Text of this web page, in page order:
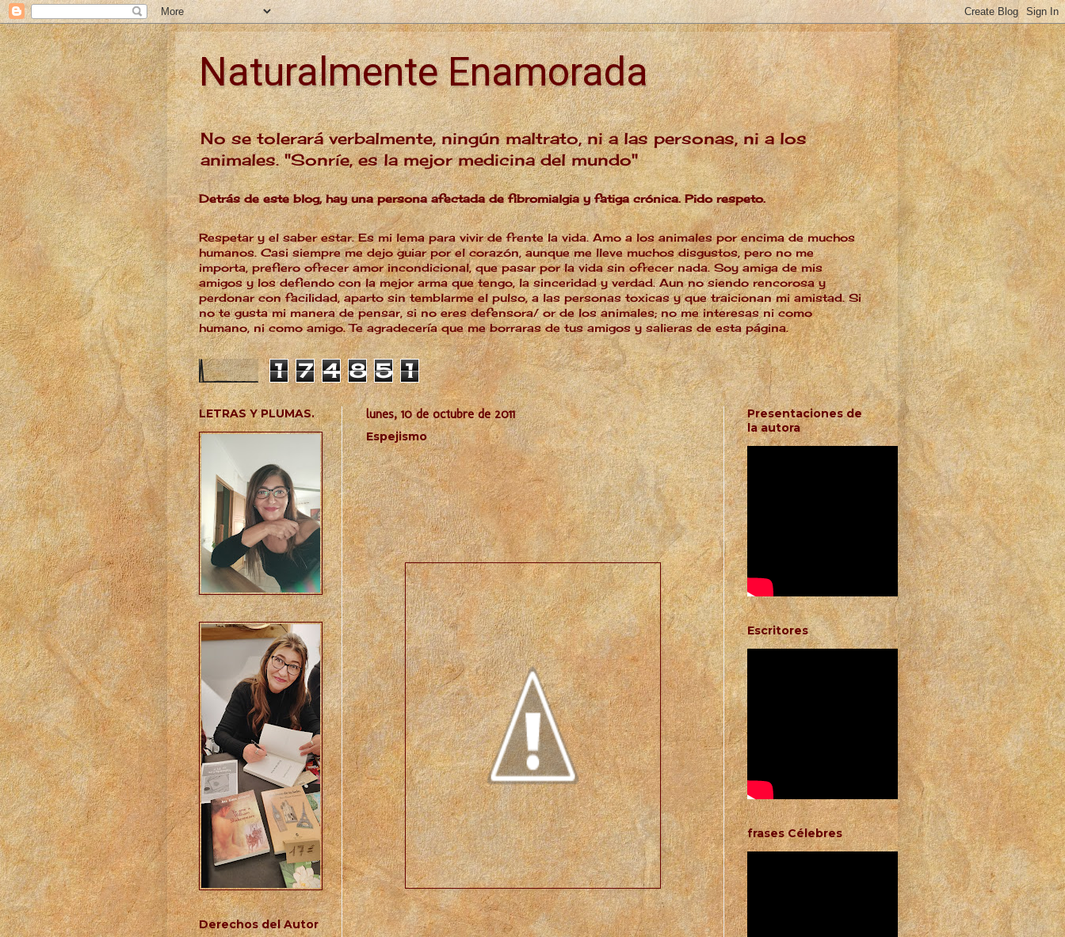
Naturalmente Enamorada
No se tolerará verbalmente, ningún maltrato, ni a las personas, ni a los
animales. "Sonríe, es la mejor medicina del mundo"
Detrás de este blog, hay una persona afectada de fibromialgia y fatiga crónica. Pido respeto.
Respetar y el saber estar. Es mi lema para vivir de frente la vida. Amo a los animales por encima de muchos
humanos. Casi siempre me dejo guiar por el corazón, aunque me lleve muchos disgustos, pero no me
importa, prefiero ofrecer amor incondicional, que pasar por la vida sin ofrecer nada. Soy amiga de mis
amigos y los defiendo con la mejor arma que tengo, la sinceridad y verdad. Aun no siendo rencorosa y
perdonar con facilidad, aparto sin temblarme el pulso, a las personas toxicas y que traicionan mi amistad. Si
no te gusta mi manera de pensar, si no eres defensora/ or de los animales; no me interesas ni como
humano, ni como amigo. Te agradecería que me borraras de tus amigos y salieras de esta página.
1 7 4 8 5 1
lunes, 10 de octubre de 2011
Espejismo
LETRAS Y PLUMAS.
Derechos del Autor
Presentaciones de
la autora
Escritores
frases Célebres